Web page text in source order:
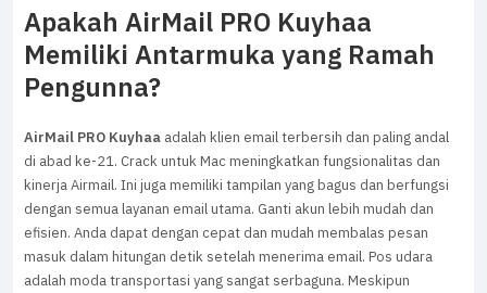
Apakah AirMail PRO Kuyhaa
Memiliki Antarmuka yang Ramah
Pengunna?
AirMail PRO Kuyhaa adalah klien email terbersih dan paling andal
di abad ke-21. Crack untuk Mac meningkatkan fungsionalitas dan
kinerja Airmail. Ini juga memiliki tampilan yang bagus dan berfungsi
dengan semua layanan email utama. Ganti akun lebih mudah dan
efisien. Anda dapat dengan cepat dan mudah membalas pesan
masuk dalam hitungan detik setelah menerima email. Pos udara
adalah moda transportasi yang sangat serbaguna. Meskipun